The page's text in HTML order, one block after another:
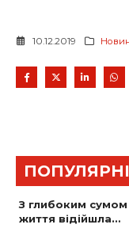
10.12.2019
З глибоким
життя відійшла…